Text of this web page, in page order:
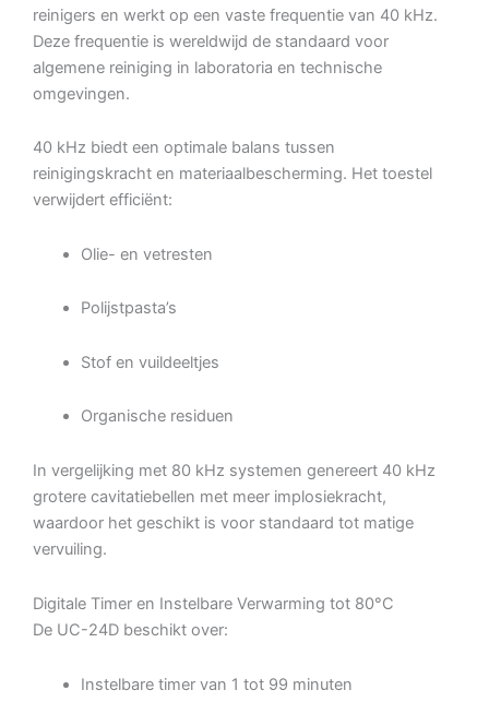
reinigers en werkt op een vaste frequentie van 40 kHz.
Deze frequentie is wereldwijd de standaard voor
algemene reiniging in laboratoria en technische
omgevingen.
40 kHz biedt een optimale balans tussen
reinigingskracht en materiaalbescherming. Het toestel
verwijdert efficiënt:
Olie- en vetresten
Polijstpasta’s
Stof en vuildeeltjes
Organische residuen
In vergelijking met 80 kHz systemen genereert 40 kHz
grotere cavitatiebellen met meer implosiekracht,
waardoor het geschikt is voor standaard tot matige
vervuiling.
Digitale Timer en Instelbare Verwarming tot 80°C
De UC-24D beschikt over:
Instelbare timer van 1 tot 99 minuten